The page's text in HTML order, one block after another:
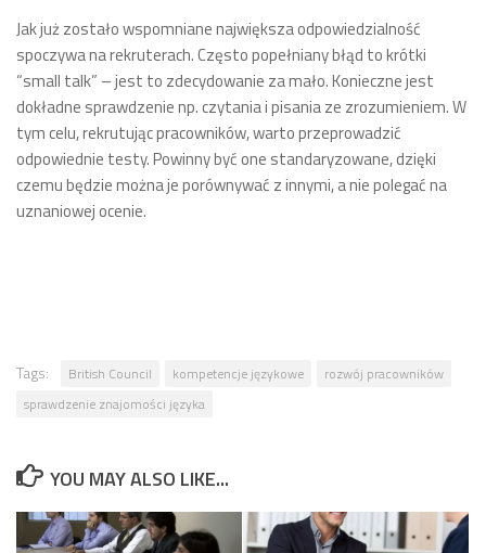
Jak już zostało wspomniane największa odpowiedzialność
spoczywa na rekruterach. Często popełniany błąd to krótki
“small talk” – jest to zdecydowanie za mało. Konieczne jest
dokładne sprawdzenie np. czytania i pisania ze zrozumieniem. W
tym celu, rekrutując pracowników, warto przeprowadzić
odpowiednie testy. Powinny być one standaryzowane, dzięki
czemu będzie można je porównywać z innymi, a nie polegać na
uznaniowej ocenie.
Tags: British Council kompetencje językowe
rozwój pracowników
sprawdzenie znajomości języka
YOU MAY ALSO LIKE...